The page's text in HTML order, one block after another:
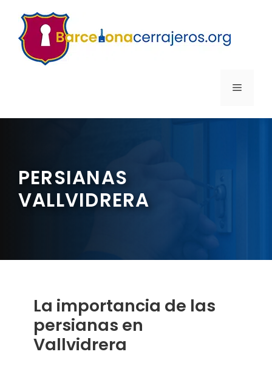
contenido
MENÚ
PERSIANAS
VALLVIDRERA
La importancia de las
persianas en
Vallvidrera